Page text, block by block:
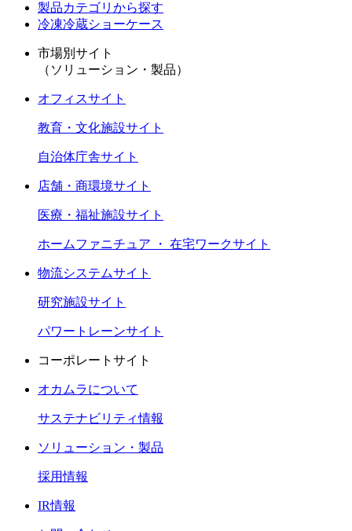
製品カテゴリから探す
冷凍冷蔵ショーケース
市場別サイト
（ソリューション・製品）
オフィスサイト
教育・文化施設サイト
自治体庁舎サイト
店舗・商環境サイト
医療・福祉施設サイト
ホームファニチュア ・ 在宅ワークサイト
物流システムサイト
研究施設サイト
パワートレーンサイト
コーポレートサイト
オカムラについて
サステナビリティ情報
ソリューション・製品
採用情報
IR情報